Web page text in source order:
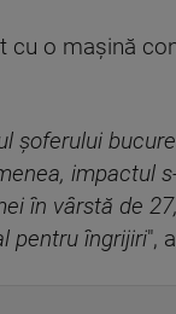
cu o maşină
şoferului
impactul
în vârstă de
pentru îngrijiri",